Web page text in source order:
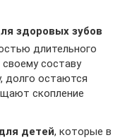
здоровых зубов
длительного
составу
долго остаются
скопление
детей, которые в